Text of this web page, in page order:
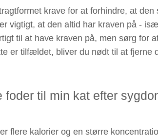
krave for at forhindre, at
vigtigt, at den altid har kraven på -
til at have kraven på, men sørg for
er tilfældet, bliver du nødt til at fjerne
foder til min kat efter
flere kalorier og en større